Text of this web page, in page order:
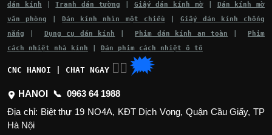
dán kính
Tranh dán tường Giấy dán kính mờ
Dán kính mờ
văn phòng
Dán kính nhìn một chiều
Giấy dán kính chống
nắng
Dụng cụ dán kính Phim dán kính an toàn
Phim
cách nhiệt nhà kính
Dán phim cách nhiệt ô tô
CNC HANOI | CHAT NGAY 👉🏽 🗯
HANOI 📞 0963 64 1988
Địa chỉ: Biệt thự 19 NO4A, KĐT Dịch Vọng, Quận Cầu Giấy, TP
Hà Nội